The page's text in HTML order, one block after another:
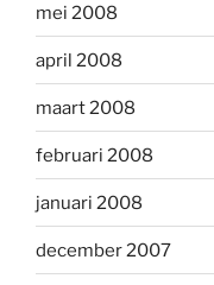
mei 2008
april 2008
maart 2008
februari 2008
januari 2008
december 2007